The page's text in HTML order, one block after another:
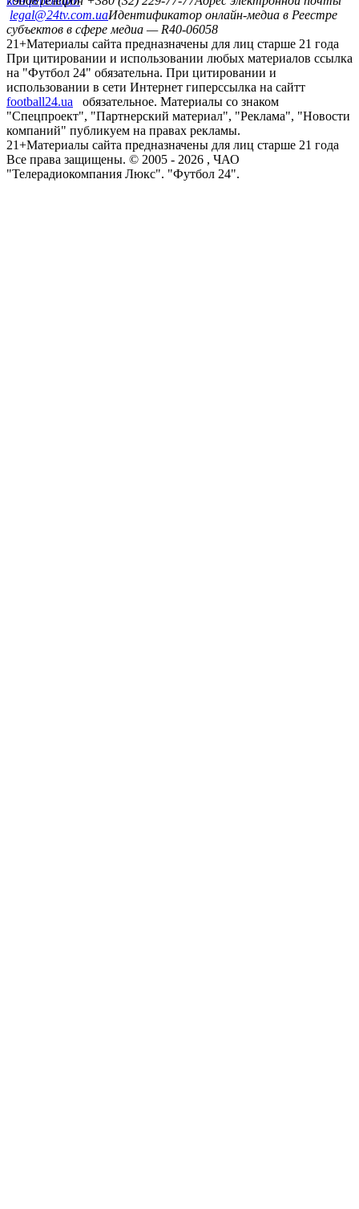
legal@24tv.com.uaИдентификатор онлайн-медиа в Реестре
субъектов в сфере медиа — R40-06058
21+Материалы сайта предназначены для лиц старше 21 года
При цитировании и использовании любых материалов ссылка
на "Футбол 24" обязательна. При цитировании и
использовании в сети Интернет гиперссылка на сайтт
football24.ua
обязательное. Материалы со знаком
"Спецпроект", "Партнерский материал", "Реклама", "Новости
компаний" публикуем на правах рекламы.
21+Материалы сайта предназначены для лиц старше 21 года
Все права защищены. © 2005 - 2026 , ЧАО
"Телерадиокомпания Люкс". "Футбол 24".